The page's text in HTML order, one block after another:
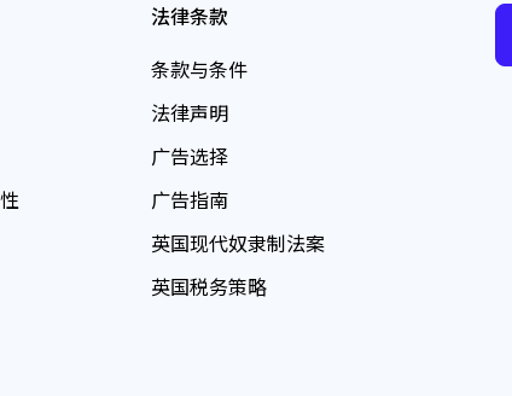
法律条款
条款与条件
法律声明
广告选择
广告指南
英国现代奴隶制法案
英国税务策略